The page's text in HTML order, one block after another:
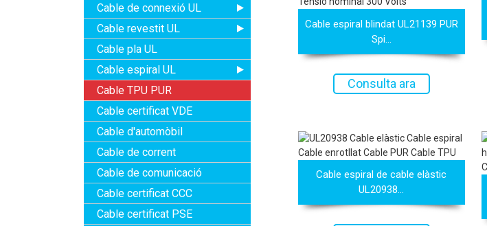
Cable de connexió UL
Cable revestit UL
Cable pla UL
Cable espiral UL
Cable TPU PUR
Cable certificat VDE
Cable d'automòbil
Cable de corrent
Cable de comunicació
Cable certificat CCC
Cable certificat PSE
Cable espiral blindat UL21139 PUR
Spi...
Consulta ara
Cable espiral de cable elàstic
UL20938...